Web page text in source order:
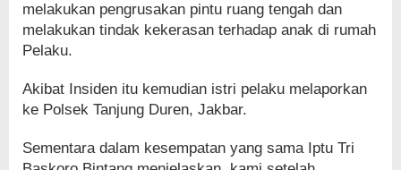
melakukan pengrusakan pintu ruang tengah dan
melakukan tindak kekerasan terhadap anak di rumah
Pelaku.
Akibat Insiden itu kemudian istri pelaku melaporkan
ke Polsek Tanjung Duren, Jakbar.
Sementara dalam kesempatan yang sama Iptu Tri